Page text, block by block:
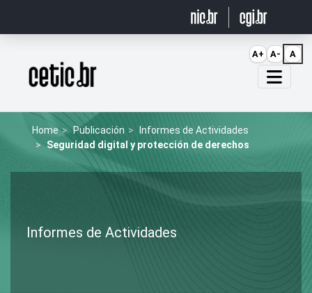
Página inicial
Home Publicación
Informes de Actividades
Seguridad digital y protección de derechos
Informes de Actividades
A+ A- A